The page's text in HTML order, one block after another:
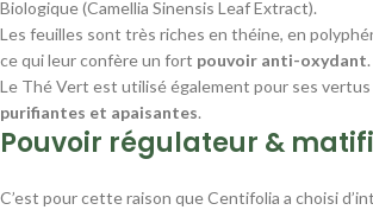
Biologique (Camellia Sinensis Leaf Extract).
Les feuilles sont très riches en théine, en
ce qui leur confère un fort pouvoir anti-oxydant.
Le Thé Vert est utilisé également pour ses vertus
purifiantes et apaisantes.
Pouvoir régulateur &
C’est pour cette raison que Centifolia a choisi